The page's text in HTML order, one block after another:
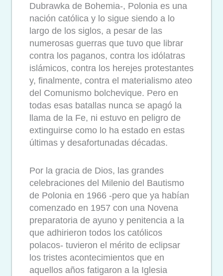
Dubrawka de Bohemia-, Polonia es una
nación católica y lo sigue siendo a lo
largo de los siglos, a pesar de las
numerosas guerras que tuvo que librar
contra los paganos, contra los idólatras
islámicos, contra los herejes protestantes
y, finalmente, contra el materialismo ateo
del Comunismo bolchevique. Pero en
todas esas batallas nunca se apagó la
llama de la Fe, ni estuvo en peligro de
extinguirse como lo ha estado en estas
últimas y desafortunadas décadas.
Por la gracia de Dios, las grandes
celebraciones del Milenio del Bautismo
de Polonia en 1966 -pero que ya habían
comenzado en 1957 con una Novena
preparatoria de ayuno y penitencia a la
que adhirieron todos los católicos
polacos- tuvieron el mérito de eclipsar
los tristes acontecimientos que en
aquellos años fatigaron a la Iglesia